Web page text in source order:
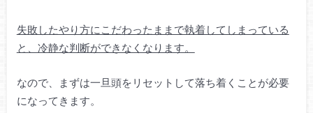
失敗したやり方にこだわったままで執着してしまっている
と、冷静な判断ができなくなります。
なので、まずは一旦頭をリセットして落ち着くことが必要
になってきます。